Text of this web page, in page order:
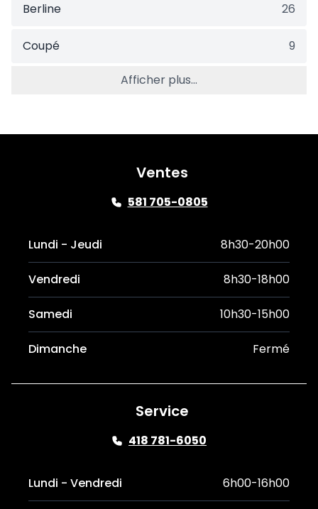
Berline 26
Coupé 9
Afficher plus...
Ventes
581 705-0805
Lundi - Jeudi 8h30-20h00
Vendredi 8h30-18h00
Samedi 10h30-15h00
Dimanche Fermé
Service
418 781-6050
Lundi - Vendredi 6h00-16h00